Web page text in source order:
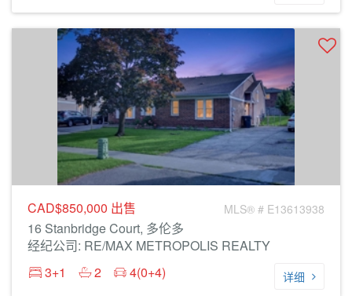
CAD$850,000 出售 MLS® # E13613938
16 Stanbridge Court, 多伦多
经纪公司: RE/MAX METROPOLIS REALTY
3+1
2 4(0+4) 详细